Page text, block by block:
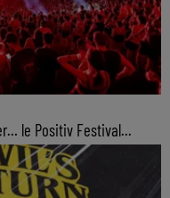
le Positiv Festival...